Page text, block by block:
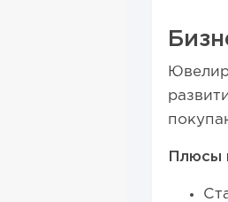
Плюсы